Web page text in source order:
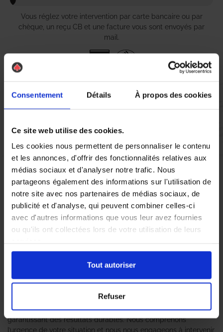
Consentement Détails À propos des cookies
Ce site web utilise des cookies.
Les cookies nous permettent de personnaliser le contenu
et les annonces, d'offrir des fonctionnalités relatives aux
médias sociaux et d'analyser notre trafic. Nous
partageons également des informations sur l'utilisation de
notre site avec nos partenaires de médias sociaux, de
publicité et d'analyse, qui peuvent combiner celles-ci
avec d'autres informations que vous leur avez fournies
ou qu'ils ont collectées lors de votre utilisation de leurs
Tout autoriser
Refuser
Vous réglez votre intervention par carte bancaire ou par
chèque, un reçu CB et une facture vous sont envoyés par
mail.
Vous évaluez la prestation
Vous recevez une demande d’évaluation de votre expérience
avec l’équipe AS DE PIC.
Nous avons pensé à tout
Si vous résidez à Saint-Gervais-la-Forêt et faites face à une
invasion de
nid de guêpes ou de frelons asiatiques
, il est
crucial d’agir sans tarder. Ces
Pic se distingue comme votreexpert en destruction de nid de
guêpes et frelons asiatiques, offrant des solutions rapides et
etdésinsectisation
des méthodes respectueuses de l’environnement tout en
garantissant des résultats durables. Nous comprenons
l’urgence de votre situation et nous nous engageons à intervenir